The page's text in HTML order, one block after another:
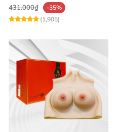
431.000₫
-35%
(1,905)